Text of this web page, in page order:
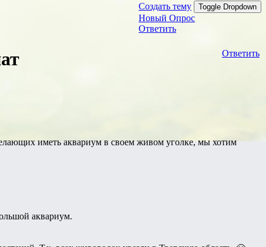
Создать тему Toggle Dropdown
Новый Опрос
Ответить
Ответить
иметь аквариум в своем живом уголке, мы хотим
аквариум.